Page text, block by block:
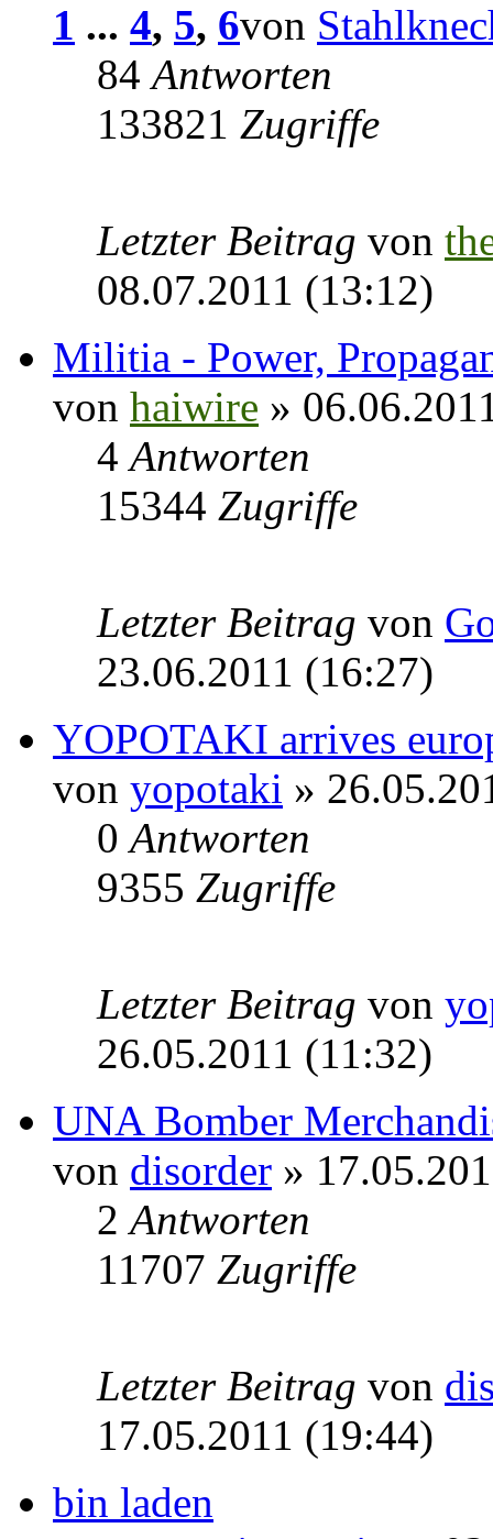
1 ... 4, 5, 6von
84Antworten
133821 Zugriffe
Letzter Beitrag von
08.07.2011 (13:12)
Militia - Power,
von haiwire »
4Antworten
15344 Zugriffe
Letzter Beitrag von
23.06.2011 (16:27)
YOPOTAKI arrives
von yopotaki »
0Antworten
9355 Zugriffe
Letzter Beitrag von
26.05.2011 (11:32)
UNA Bomber
von disorder »
2Antworten
11707 Zugriffe
Letzter Beitrag von
17.05.2011 (19:44)
bin laden